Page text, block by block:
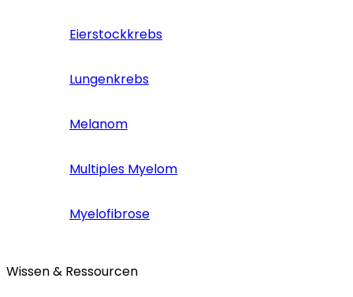
Eierstockkrebs
Lungenkrebs
Melanom
Multiples Myelom
Myelofibrose
Wissen & Ressourcen